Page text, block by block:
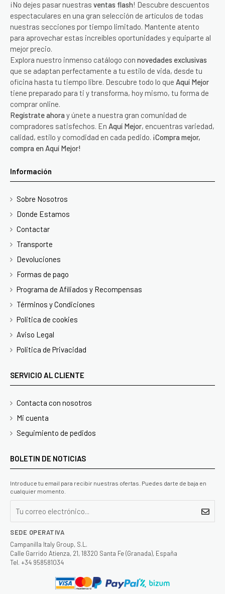
¡No dejes pasar nuestras ventas flash! Descubre descuentos
espectaculares en una gran selección de artículos de todas
nuestras secciones por tiempo limitado. Mantente atento
para aprovechar estas increíbles oportunidades y equiparte al
mejor precio.
Explora nuestro inmenso catálogo con novedades exclusivas
que se adaptan perfectamente a tu estilo de vida, desde tu
oficina hasta tu tiempo libre. Descubre todo lo que Aquí Mejor
tiene preparado para ti y transforma, hoy mismo, tu forma de
comprar online.
Regístrate ahora y únete a nuestra gran comunidad de
compradores satisfechos. En Aquí Mejor, encuentras variedad,
calidad, estilo y comodidad en cada pedido. ¡Compra mejor,
compra en Aquí Mejor!
Información
Sobre Nosotros
Donde Estamos
Contactar
Transporte
Devoluciones
Formas de pago
Programa de Afiliados y Recompensas
Términos y Condiciones
Politica de cookies
Aviso Legal
Politica de Privacidad
SERVICIO AL CLIENTE
Contacta con nosotros
Mi cuenta
Seguimiento de pedidos
BOLETIN DE NOTICIAS
Introduce tu email para recibir nuestras ofertas. Puedes darte de baja en
cualquier momento.
SEDE OPERATIVA
Campanilla Italy Group, S.L.
Calle Garrido Atienza, 21, 18320 Santa Fe (Granada), España
Tel. +34 958581034